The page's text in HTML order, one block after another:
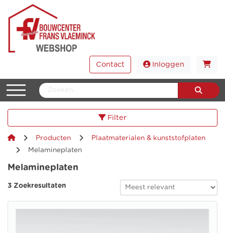
Contact Inloggen
Filter
Producten
Plaatmaterialen & kunststofplaten
Melamineplaten
Melamineplaten
3 Zoekresultaten